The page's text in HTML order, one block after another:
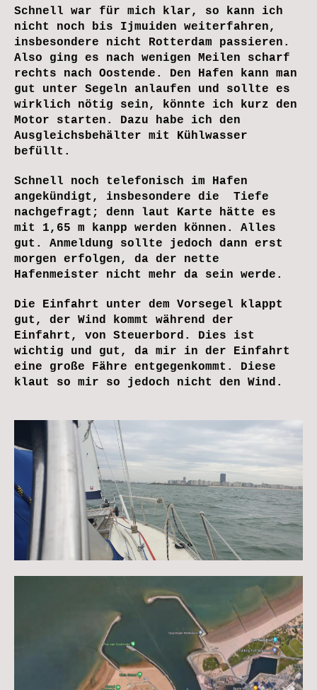
Schnell war für mich klar, so kann ich
nicht noch bis Ijmuiden weiterfahren,
insbesondere nicht Rotterdam passieren.
Also ging es nach wenigen Meilen scharf
rechts nach Oostende. Den Hafen kann man
gut unter Segeln anlaufen und sollte es
wirklich nötig sein, könnte ich kurz den
Motor starten. Dazu habe ich den
Ausgleichsbehälter mit Kühlwasser
befüllt.
Schnell noch telefonisch im Hafen
angekündigt, insbesondere die Tiefe
nachgefragt; denn laut Karte hätte es
mit 1,65 m kanpp werden können. Alles
gut. Anmeldung sollte jedoch dann erst
morgen erfolgen, da der nette
Hafenmeister nicht mehr da sein werde.
Die Einfahrt unter dem Vorsegel klappt
gut, der Wind kommt während der
Einfahrt, von Steuerbord. Dies ist
wichtig und gut, da mir in der Einfahrt
eine große Fähre entgegenkommt. Diese
klaut so mir so jedoch nicht den Wind.